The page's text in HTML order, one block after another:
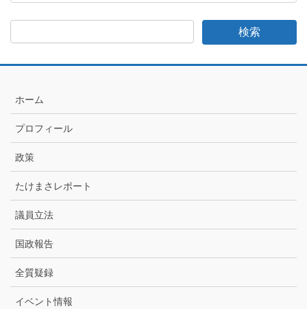
さ
月
カ
ブ
ホーム
プロフィール
政策
たけまさレポート
議員立法
国政報告
全質疑録
イベント情報